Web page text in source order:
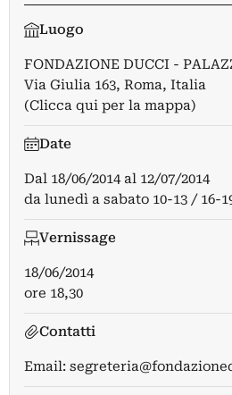
Luogo
FONDAZIONE DUCCI -
Via Giulia 163, Roma, Italia
(Clicca qui per la mappa)
Date
Dal 18/06/2014al 12/07/2014
da lunedì a sabato 10-13 / 16-
Vernissage
18/06/2014
ore 18,30
Contatti
Email: